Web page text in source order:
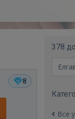
8
378
Все